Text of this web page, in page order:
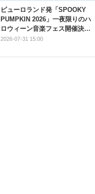
ピューロランド発「SPOOKY
PUMPKIN 2026」一夜限りのハ
ロウィーン音楽フェス開催決
定！
2026-07-31 15:00